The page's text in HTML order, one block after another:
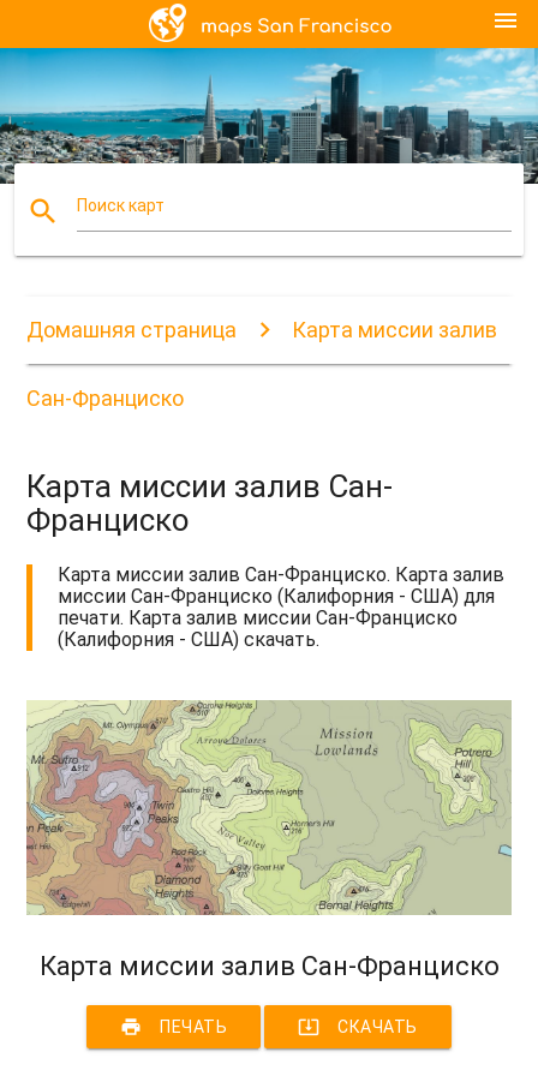
menu
search Поиск карт
Домашняя страница Карта миссии залив
Сан-Франциско
Карта миссии залив Сан-
Франциско
Карта миссии залив Сан-Франциско. Карта залив
миссии Сан-Франциско (Калифорния - США) для
печати. Карта залив миссии Сан-Франциско
(Калифорния - США) скачать.
Карта миссии залив Сан-Франциско
print ПЕЧАТЬ system_update_alt СКАЧАТЬ